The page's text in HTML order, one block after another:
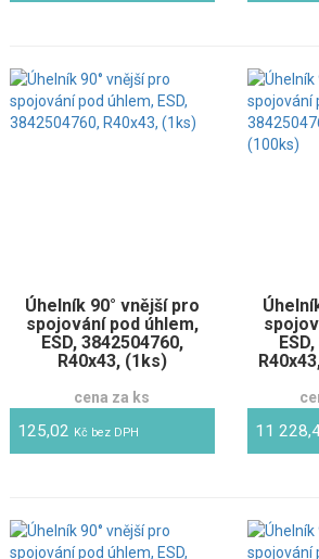
Úhelník 90° vnější pro
spojování pod úhlem,
ESD, 3842504760,
R40x43, (1ks)
cena za ks
125,02 Kč bez DPH 11